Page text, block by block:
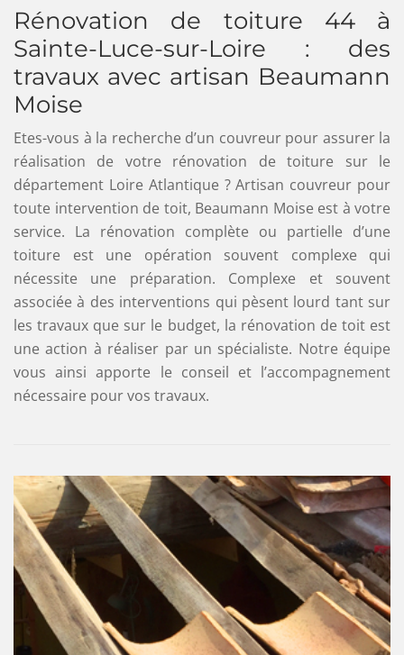
Rénovation de toiture 44 à
Sainte-Luce-sur-Loire : des
travaux avec artisan Beaumann
Moise
Etes-vous à la recherche d’un couvreur pour assurer la
réalisation de votre rénovation de toiture sur le
département Loire Atlantique ? Artisan couvreur pour
toute intervention de toit, Beaumann Moise est à votre
service. La rénovation complète ou partielle d’une
toiture est une opération souvent complexe qui
nécessite une préparation. Complexe et souvent
associée à des interventions qui pèsent lourd tant sur
les travaux que sur le budget, la rénovation de toit est
une action à réaliser par un spécialiste. Notre équipe
vous ainsi apporte le conseil et l’accompagnement
nécessaire pour vos travaux.